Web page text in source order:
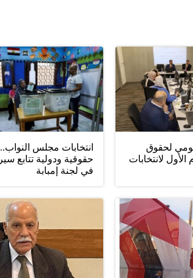
لحقوق
الأول لانتخابات
انتخابات مجلس
حقوقية ودولية تتابع
في لجنة إمبابة